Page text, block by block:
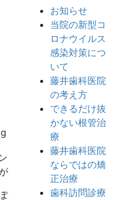
お知らせ
当院の新型コ
ロナウイルス
感染対策につ
いて
藤井歯科医院
の考え方
できるだけ抜
かない根管治
療
藤井歯科医院
ならではの矯
正治療
歯科訪問診療